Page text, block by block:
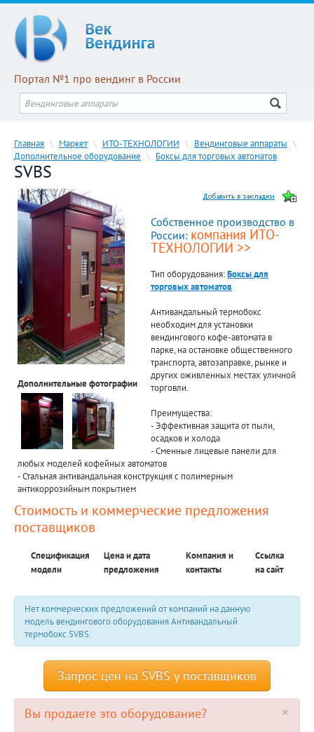
Портал №1 про вендинг в России
Главная \ Маркет \ ИТО-ТЕХНОЛОГИИ \ Вендинговые аппараты \
Дополнительное оборудование \ Боксы для торговых автоматов
SVBS
Дополнительные фотографии
Собственное производство в
России: компания ИТО-
ТЕХНОЛОГИИ >>
Тип оборудования:Боксы для
торговых автоматов
Антивандальный термобокс
необходим для установки
вендингового кофе-автомата в
парке, на остановке общественного
транспорта, автозаправке, рынке и
других оживленных местах уличной
торговли.
Преимущества:
- Эффективная защита от пыли,
осадков и холода
- Сменные лицевые панели для
любых моделей кофейных автоматов
- Стальная антивандальная конструкция с полимерным
антикоррозийным покрытием
Стоимость и коммерческие предложения
поставщиков
Спецификация
модели
Цена и дата
предложения
Компания и
контакты
Ссылка
на сайт
Нет коммерческих предложений от компаний на данную
модель вендингового оборудования Антивандальный
термобокс SVBS.
Запрос цен на SVBS у поставщиков
×
Вы продаете это оборудование?